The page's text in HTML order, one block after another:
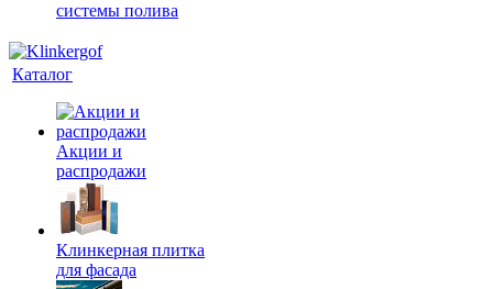
системы полива
Каталог
Акции и
распродажи
Клинкерная плитка
для фасада